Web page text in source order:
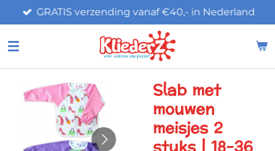
direct
naar
GRATIS verzending vanaf €40,- in Nederland
Slab met
mouwen
meisjes 2